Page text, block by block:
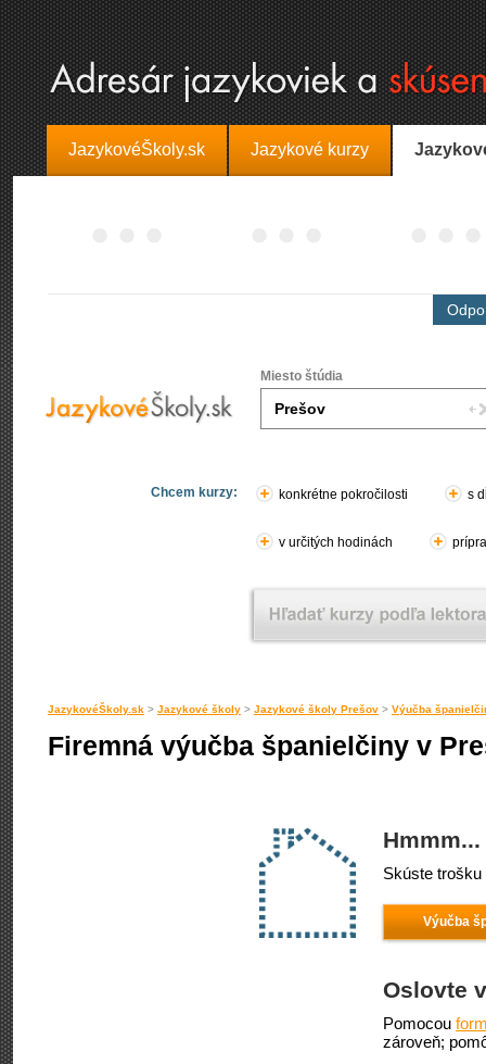
JazykovéŠkoly.sk Jazykové kurzy
Miesto štúdia
Chcem kurzy: konkrétne pokročilosti s
v určitých hodinách
JazykovéŠkoly.sk > Jazykové školy > Jazykové školy Prešov > Výučba
Firemná výučba španielčiny v
Skúste
Výučba
Oslovte
Pomocou
zároveň;